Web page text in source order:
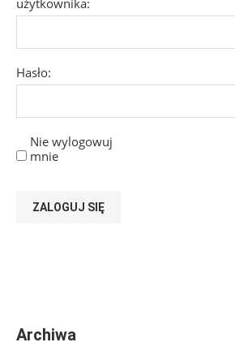
Hasło:
Nie wylogowuj
mnie
ZALOGUJ SIĘ
Archiwa